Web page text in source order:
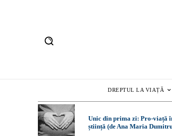
DREPTUL LA VIAȚĂ
Unic din prima zi: Pro-viață
știință (de Ana Maria